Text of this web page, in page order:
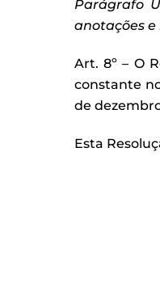
Parágrafo
anotações
Art. 8º – O
constante
de
Esta